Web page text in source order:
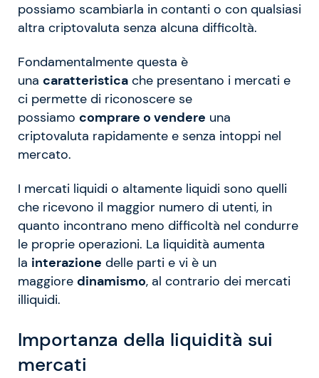
possiamo scambiarla in contanti o con qualsiasi
altra criptovaluta senza alcuna difficoltà.
Fondamentalmente questa è
una caratteristica che presentano i mercati e
ci permette di riconoscere se
possiamo comprare o vendere una
criptovaluta rapidamente e senza intoppi nel
mercato.
I mercati liquidi o altamente liquidi sono quelli
che ricevono il maggior numero di utenti, in
quanto incontrano meno difficoltà nel condurre
le proprie operazioni. La liquidità aumenta
la interazione delle parti e vi è un
maggiore dinamismo, al contrario dei mercati
illiquidi.
Importanza della liquidità sui
mercati